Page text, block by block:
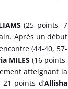
(25 points, 7
Après un début
(44-40, 57-
MILES (16 points,
atteignant la
points d’Allisha